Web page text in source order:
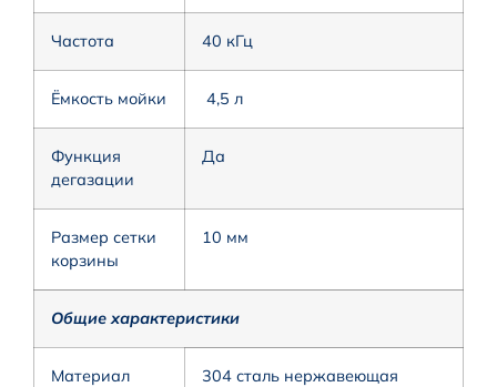
Частота 40 кГц
Ёмкость мойки 4,5 л
Функция
дегазации
Да
Размер сетки
корзины
10 мм
Общие характеристики
Материал
304 сталь нержавеющая